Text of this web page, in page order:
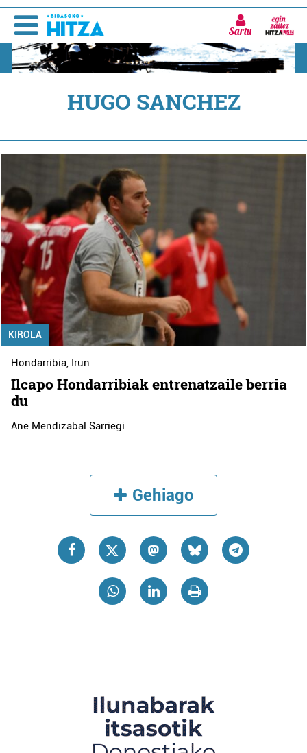
Sartu
HUGO SANCHEZ
KIROLA
Hondarribia Irun
Ilcapo Hondarribiak entrenatzaile berria
du
Ane Mendizabal Sarriegi
Gehiago